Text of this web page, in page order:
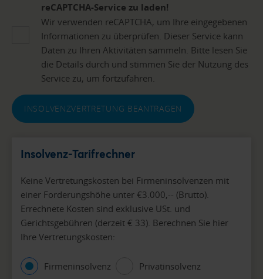
reCAPTCHA-Service zu laden!
Wir verwenden reCAPTCHA, um Ihre eingegebenen
Informationen zu überprüfen. Dieser Service kann
Daten zu Ihren Aktivitäten sammeln. Bitte lesen Sie
die Details durch und stimmen Sie der Nutzung des
Service zu, um fortzufahren.
INSOLVENZVERTRETUNG BEANTRAGEN
Insolvenz-Tarifrechner
Keine Vertretungskosten bei Firmeninsolvenzen mit
einer Forderungshöhe unter €3.000,-- (Brutto).
Errechnete Kosten sind exklusive USt. und
Gerichtsgebühren (derzeit € 33). Berechnen Sie hier
Ihre Vertretungskosten:
Firmeninsolvenz Privatinsolvenz